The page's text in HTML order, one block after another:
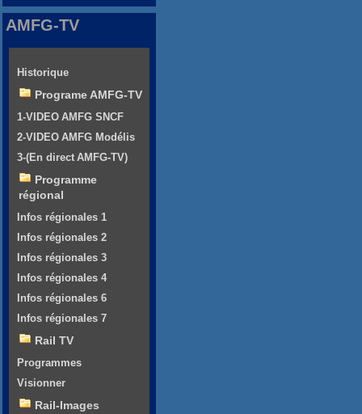
AMFG-TV
Historique
Programe AMFG-TV
1-VIDEO AMFG SNCF
2-VIDEO AMFG Modélis
3-(En direct AMFG-TV)
Programme
régional
Infos régionales 1
Infos régionales 2
Infos régionales 3
Infos régionales 4
Infos régionales 6
Infos régionales 7
Rail TV
Programmes
Visionner
Rail-Images